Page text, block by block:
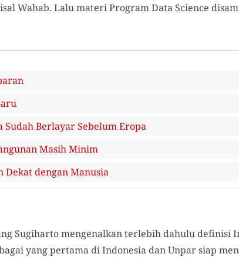
Wahab. Lalu materi Program Data Science
Berlayar Sebelum Eropa
Masih Minim
Dekat dengan Manusia
Sugiharto mengenalkan terlebih dahulu definisi
yang pertama di Indonesia dan Unpar siap